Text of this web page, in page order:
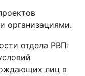
организациями.
отдела РВП:
лиц в